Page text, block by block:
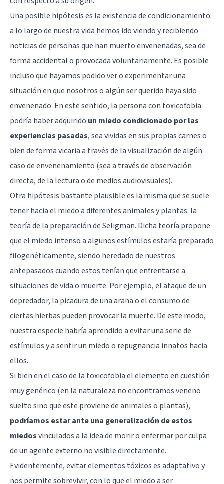
Una posible hipótesis es la existencia de condicionamiento:
a lo largo de nuestra vida hemos ido viendo y recibiendo
noticias de personas que han muerto envenenadas, sea de
forma accidental o provocada voluntariamente. Es posible
incluso que hayamos podido ver o experimentar una
situación en que nosotros o algún ser querido haya sido
envenenado. En este sentido, la persona con toxicofobia
podría haber adquirido un miedo condicionado por las
experiencias pasadas, sea vividas en sus propias carnes o
bien de forma vicaria a través de la visualización de algún
caso de envenenamiento (sea a través de observación
directa, de la lectura o de medios audiovisuales).
Otra hipótesis bastante plausible es la misma que se suele
tener hacia el miedo a diferentes animales y plantas: la
teoría de la preparación de Seligman. Dicha teoría propone
que el miedo intenso a algunos estímulos estaría preparado
filogenéticamente, siendo heredado de nuestros
antepasados cuando estos tenían que enfrentarse a
situaciones de vida o muerte. Por ejemplo, el ataque de un
depredador, la picadura de una araña o el consumo de
ciertas hierbas pueden provocar la muerte. De este modo,
nuestra especie habría aprendido a evitar una serie de
estímulos y a sentir un miedo o repugnancia innatos hacia
ellos.
Si bien en el caso de la toxicofobia el elemento en cuestión
muy genérico (en la naturaleza no encontramos veneno
suelto sino que este proviene de animales o plantas),
podríamos estar ante una generalización de estos
miedosvinculados a la idea de morir o enfermar por culpa
de un agente externo no visible directamente.
Evidentemente, evitar elementos tóxicos es adaptativo y
nos permite sobrevivir, con lo que el miedo a ser